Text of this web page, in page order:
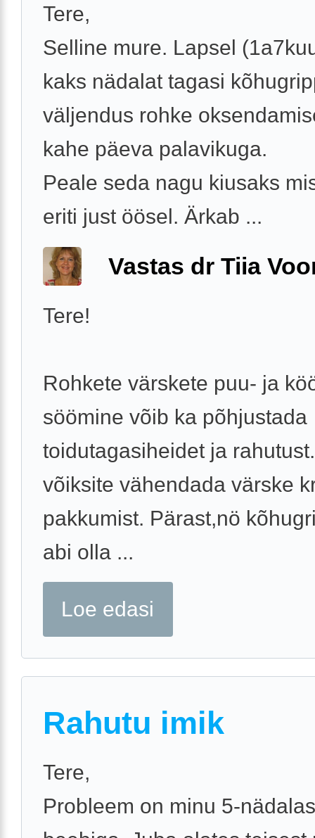
Tere,
Selline mure. Lapsel
kaks nädalat tagasi
väljendus rohke
kahe päeva palavikuga.
Peale seda nagu kiusaks
eriti just öösel. Ärkab ...
Vastas dr Tiia
Tere!
Rohkete värskete puu- ja
söömine võib ka põhjustada
toidutagasiheidet ja
võiksite vähendada värske
pakkumist. Pärast,nö
abi olla ...
Loe edasi
Rahutu imik
Tere,
Probleem on minu 5-